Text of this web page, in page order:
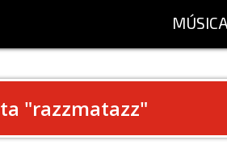
MÚSICA
"razzmatazz"